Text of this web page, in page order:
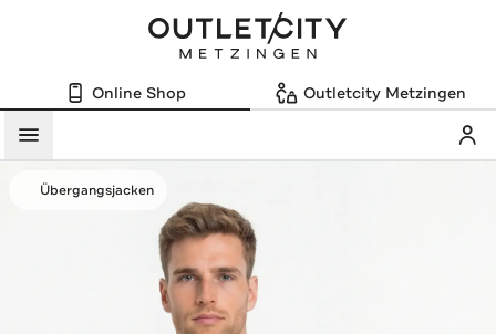
Online Shop Outletcity Metzingen
Menü
Übergangsjacken